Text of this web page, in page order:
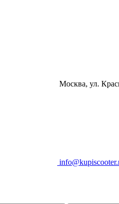
Москва, ул.